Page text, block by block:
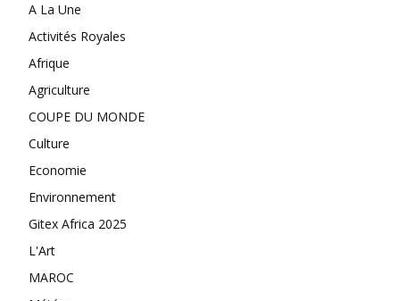
A La Une
Activités Royales
Afrique
Agriculture
COUPE DU MONDE
Culture
Economie
Environnement
Gitex Africa 2025
L'Art
MAROC